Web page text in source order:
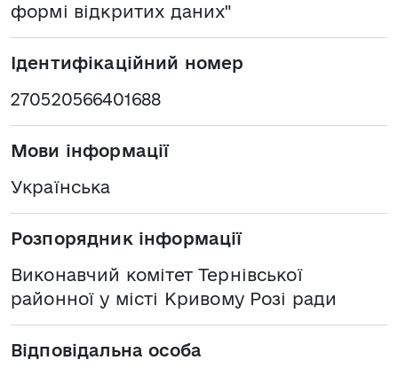
формі відкритих даних"
Ідентифікаційний номер
270520566401688
Мови інформації
Українська
Розпорядник інформації
Виконавчий комітет Тернівської
районної у місті Кривому Розі ради
Відповідальна особа